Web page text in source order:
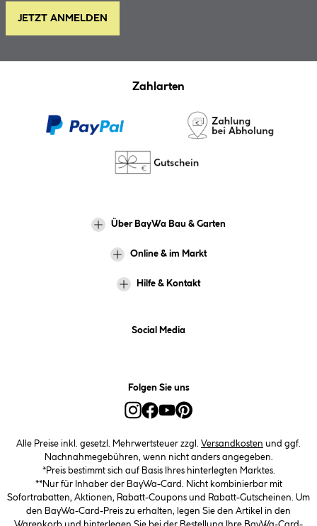
JETZT ANMELDEN
Zahlarten
Über BayWa Bau & Garten
Online & im Markt
Hilfe & Kontakt
Social Media
Folgen Sie uns
Alle Preise inkl. gesetzl. Mehrwertsteuer zzgl. Versandkosten und ggf.
Nachnahmegebühren, wenn nicht anders angegeben.
*Preis bestimmt sich auf Basis Ihres hinterlegten Marktes.
**Nur für Inhaber der BayWa-Card. Nicht kombinierbar mit
Sofortrabatten, Aktionen, Rabatt-Coupons und Rabatt-Gutscheinen. Um
den BayWa-Card-Preis zu erhalten, legen Sie den Artikel in den